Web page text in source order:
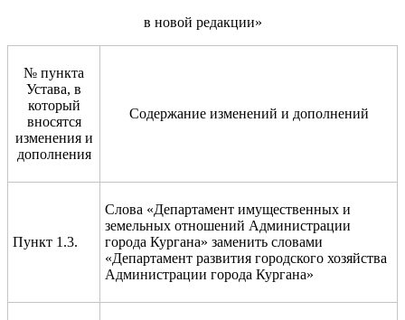
в новой редакции»
№ пункта
Устава, в
который
вносятся
изменения и
дополнения
Содержание изменений и дополнений
Пункт 1.3.
Слова «Департамент имущественных и
земельных отношений Администрации
города Кургана» заменить словами
«Департамент развития городского хозяйства
Администрации города Кургана»